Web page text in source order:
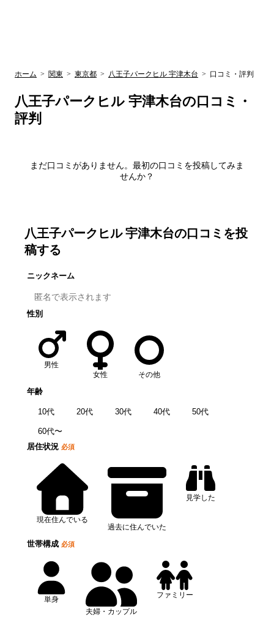
ホーム > 関東 > 東京都 > 八王子パークヒル 宇津木台 > 口コミ・評判
八王子パークヒル 宇津木台の口コミ・
評判
まだ口コミがありません。最初の口コミを投稿してみま
せんか？
八王子パークヒル 宇津木台の口コミを投
稿する
ニックネーム
性別
男性
女性
その他
年齢
10代 20代 30代 40代 50代
60代〜
居住状況 必須
現在住んでいる
過去に住んでいた
見学した
世帯構成 必須
単身
夫婦・カップル
ファミリー